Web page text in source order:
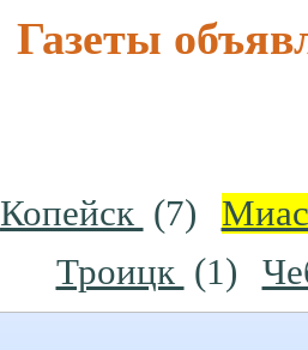
Газеты
Копейск (7)
Троицк (1)